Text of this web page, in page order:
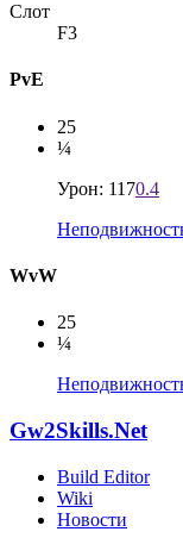
Слот
F3
PvE
25
¼
Урон: 1170.4
WvW
25
¼
Gw2Skills.Net
Build Editor
Wiki
Новости